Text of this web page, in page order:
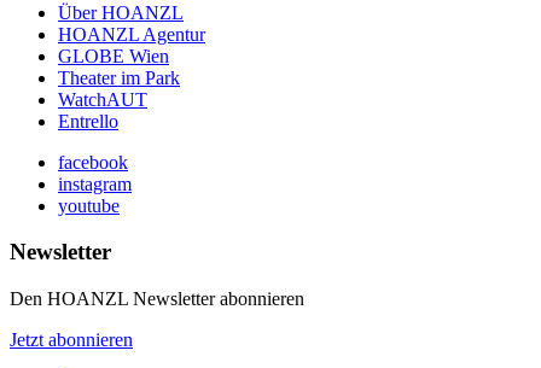
Über HOANZL
HOANZL Agentur
GLOBE Wien
Theater im Park
WatchAUT
Entrello
facebook
instagram
youtube
Newsletter
Den HOANZL Newsletter abonnieren
Jetzt abonnieren